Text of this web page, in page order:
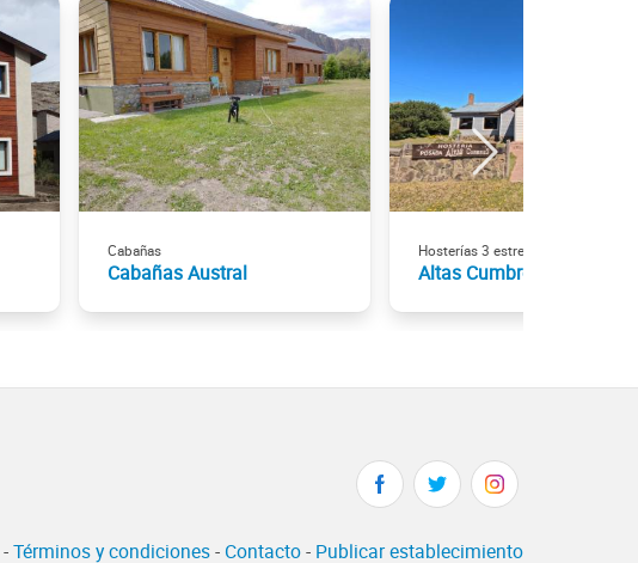
Cabañas
Cabañas Austral
Hosterías 3 estrellas
Altas Cumbres
-Términos y condiciones- Contacto- Publicar establecimiento